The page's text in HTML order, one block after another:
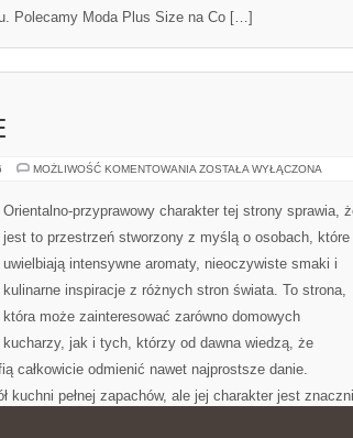
Polecamy Moda Plus Size na Co […]
MOŻLIWOŚĆ KOMENTOWANIA PERFUMY
ZOSTAŁA WYŁĄCZONA
Orientalno-przyprawowy charakter tej strony sprawia,
jest to przestrzeń stworzony z myślą o osobach, które
uwielbiają intensywne aromaty, nieoczywiste smaki i
kulinarne inspiracje z różnych stron świata. To strona,
która może zainteresować zarówno domowych
kucharzy, jak i tych, którzy od dawna wiedzą, że
całkowicie odmienić nawet najprostsze danie.
kuchni pełnej zapachów, ale jej charakter jest